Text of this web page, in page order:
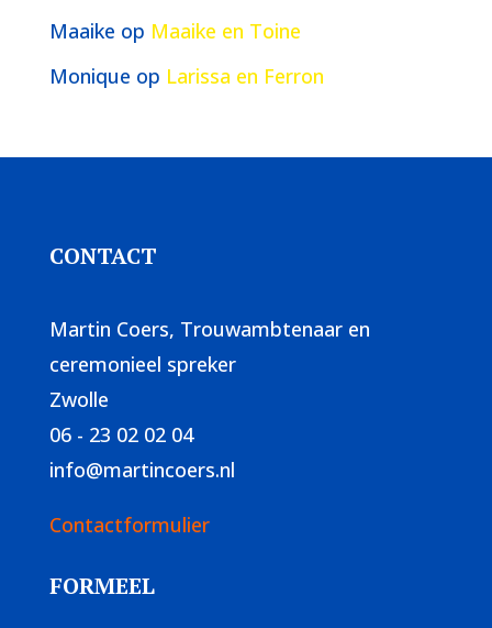
Maaike op Maaike en Toine
Monique op Larissa en Ferron
CONTACT
Martin Coers, Trouwambtenaar en
ceremonieel spreker
Zwolle
06 - 23 02 02 04
info@martincoers.nl
Contactformulier
FORMEEL